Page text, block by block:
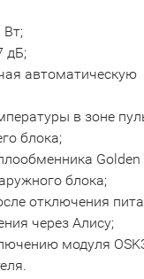
Вт;
дБ;
автоматическую
в зоне
блока;
Golden
блока;
отключения
через Алису;
модуля